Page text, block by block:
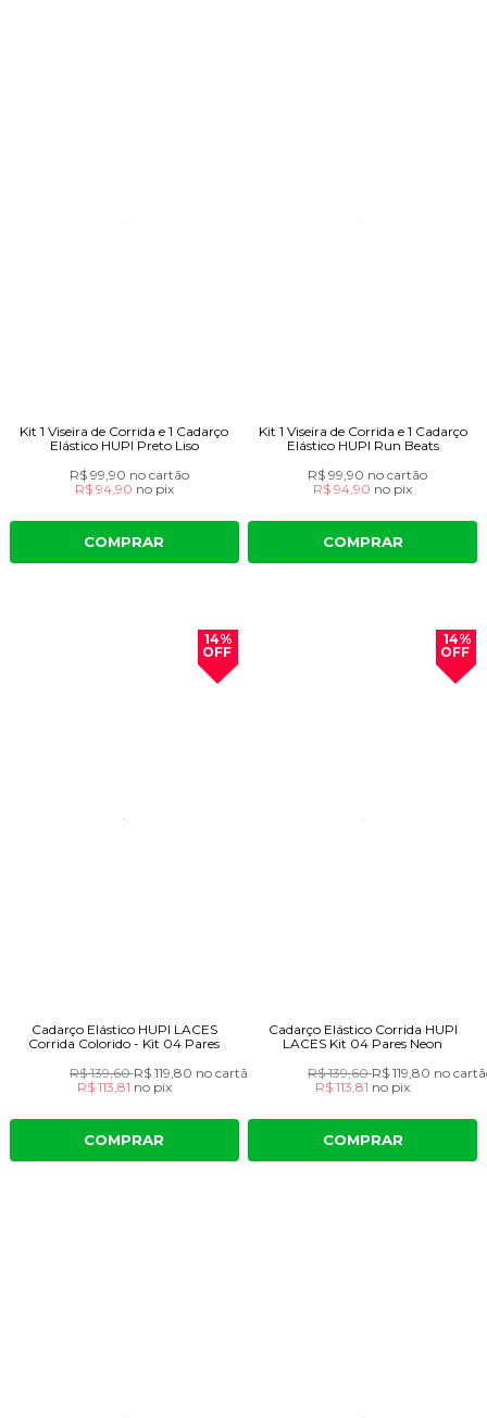
Kit 1 Viseira de Corrida e 1 Cadarço
Elástico HUPI Preto Liso
R$ 99,90 no cartão
R$ 94,90 no pix
COMPRAR
Kit 1 Viseira de Corrida e 1 Cadarço
Elástico HUPI Run Beats
R$ 99,90 no cartão
R$ 94,90 no pix
COMPRAR
14%
OFF
Cadarço Elástico HUPI LACES
Corrida Colorido - Kit 04 Pares
R$ 139,60R$ 119,80 no cartão
R$ 113,81 no pix
COMPRAR
14%
OFF
Cadarço Elástico Corrida HUPI
LACES Kit 04 Pares Neon
R$ 139,60R$ 119,80 no
R$ 113,81 no pix
COMPRAR